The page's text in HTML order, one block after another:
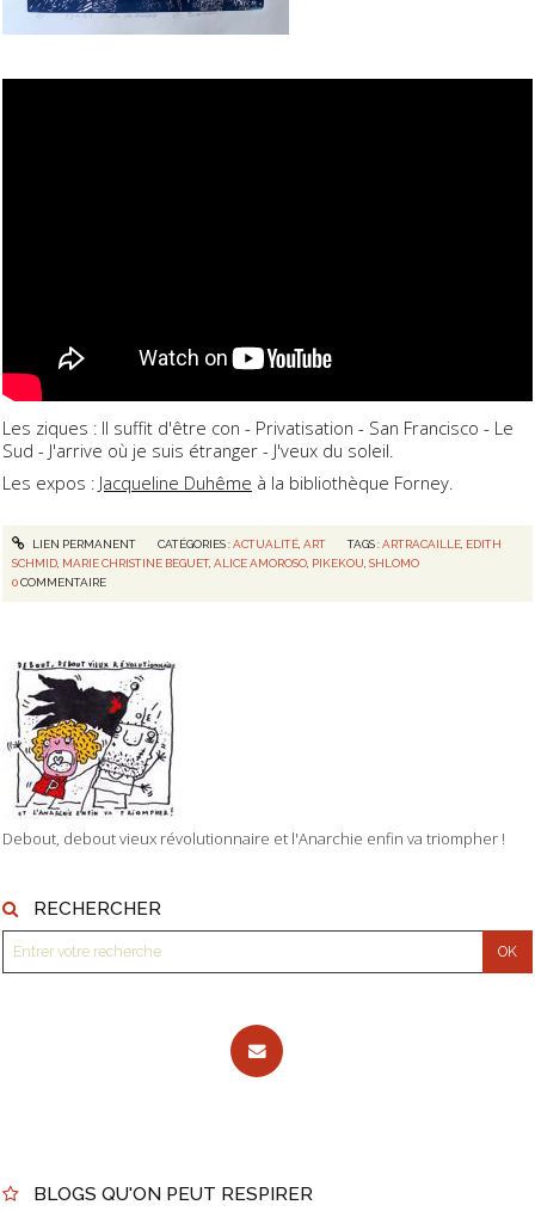
Debout, debout vieux révolutionnaire et l'Anarchie enfin va triompher !
RECHERCHER
BLOGS QU'ON PEUT RESPIRER
Les ziques : Il suffit d'être con - Privatisation - San Francisco - Le
Sud - J'arrive où je suis étranger - J'veux du soleil.
Les expos : Jacqueline Duhême à la bibliothèque Forney.
LIEN PERMANENT CATÉGORIES :ACTUALITÉ, ART TAGS :ARTRACAILLE, EDITH
SCHMID, MARIE CHRISTINE BEGUET,ALICE AMOROSO, PIKEKOU,SHLOMO
0COMMENTAIRE